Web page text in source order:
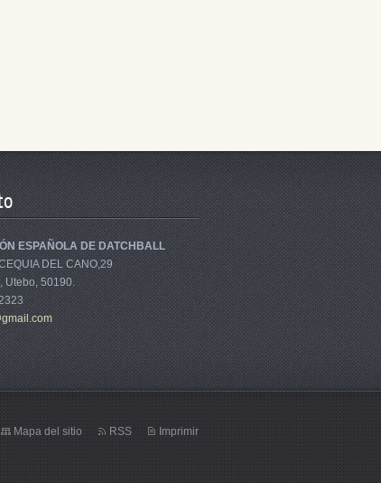
ESPAÑOLA DE DATCHBALL
DEL CANO,29
Utebo, 50190.
com
Mapa del sitio RSS Imprimir